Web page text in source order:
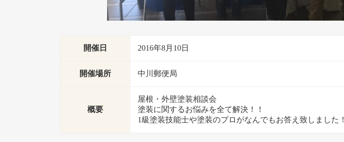
開催日 2016年8月10日
開催場所 中川郵便局
概要
屋根・外壁塗装相談会
塗装に関するお悩みを全て解決！！
1級塗装技能士や塗装のプロがなんでもお答え致しました！